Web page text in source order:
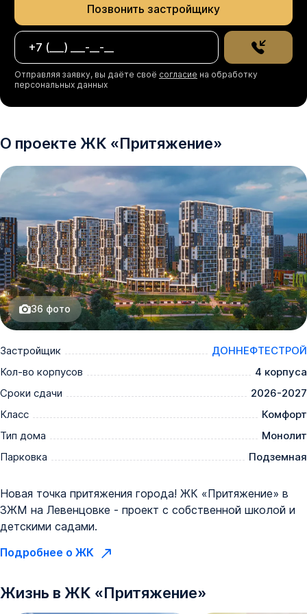
*Рендеры носят иллюстративный характер и
демонстрируют возможный вариант оформления
квартиры, не являясь ремонтом от застройщика.
Позвонить застройщику
Отправляя заявку, вы даёте своё согласие на обработку
персональных данных
О проекте ЖК «Притяжение»
36 фото
Застройщик
ДОННЕФТЕСТРОЙ
Кол-во корпусов
4 корпуса
Сроки сдачи
2026-2027
Класс
Комфорт
Тип дома
Монолит
Парковка
Подземная
Новая точка притяжения города! ЖК «Притяжение» в
ЗЖМ на Левенцовке - проект с собственной школой и
детскими садами.
Подробнее о ЖК
Жизнь в ЖК «Притяжение»